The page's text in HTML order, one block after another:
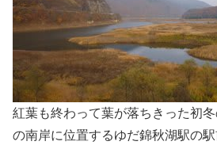
紅葉も終わって葉が落ちきった初
の南岸に位置するゆだ錦秋湖駅の